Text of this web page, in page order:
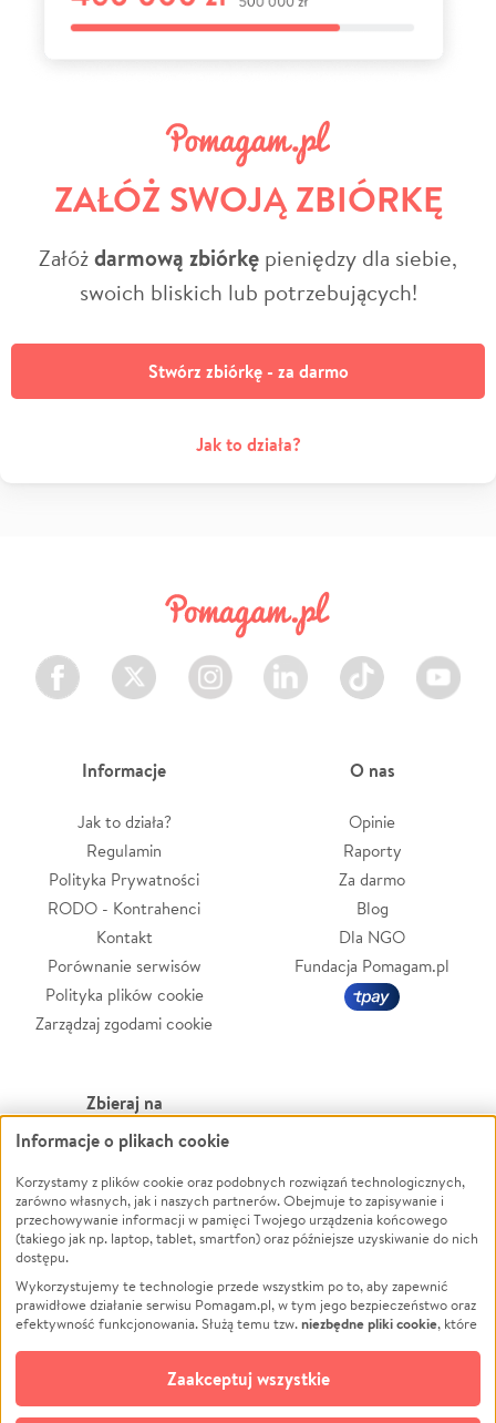
ZAŁÓŻ SWOJĄ ZBIÓRKĘ
Załóżdarmową zbiórkę pieniędzy dla siebie,
swoich bliskich lub potrzebujących!
Stwórz zbiórkę - za darmo
Jak to działa?
Facebook Twitter Instagram LinkedIn TikTok Youtube
Informacje
Jak to działa?
Regulamin
Polityka Prywatności
RODO - Kontrahenci
Kontakt
Porównanie serwisów
Polityka plików cookie
Zarządzaj zgodami cookie
O nas
Opinie
Raporty
Za darmo
Blog
Dla NGO
Fundacja Pomagam.pl
Zbieraj na
Leczenie
Zwierzęta
Pożar
Ukraina
Pomoc Finansowa
Projekty
Pogrzeb
Społeczność lokalna
Kultura
Powódź
Wichura
NGO
Edukacja
Podróż
Impreza
Ochrona środowiska
Biznes
Informacje o plikach cookie
Korzystamy z plików cookie oraz podobnych rozwiązań technologicznych,
zarówno własnych, jak i naszych partnerów. Obejmuje to zapisywanie i
przechowywanie informacji w pamięci Twojego urządzenia końcowego
(takiego jak np. laptop, tablet, smartfon) oraz późniejsze uzyskiwanie do nich
dostępu.
Wykorzystujemy te technologie przede wszystkim po to, aby zapewnić
prawidłowe działanie serwisu Pomagam.pl, w tym jego bezpieczeństwo oraz
efektywność funkcjonowania. Służą temu tzw.niezbędne pliki cookie, które
opcjonalnych plików cookie
technologii do celów analitycznych i retargetingowych. Możesz wyrazić
zgodę na ich stosowanie lub jej odmówić. W dowolnym momencie masz
Zaakceptuj wszystkie